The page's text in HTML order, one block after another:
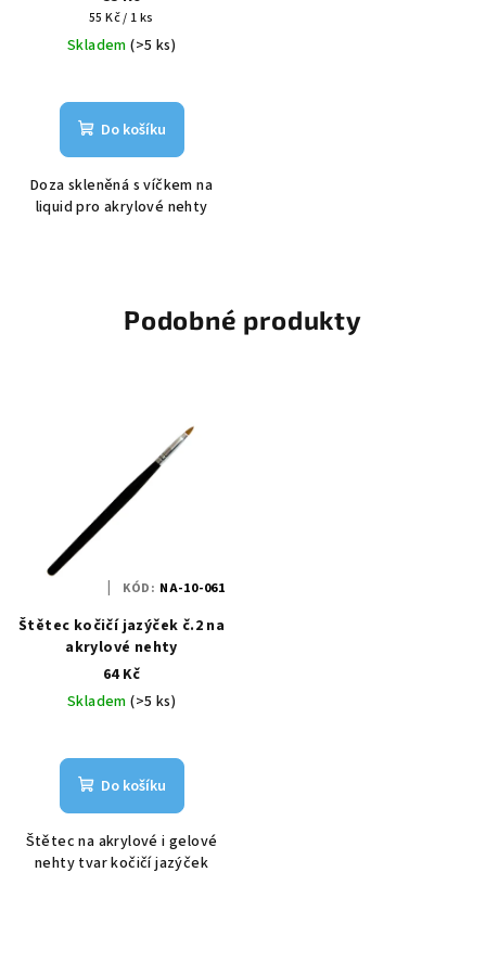
Měrná
cena:
55 Kč / 1 ks
Skladem(>5 ks)
Do košíku
Doza skleněná s víčkem na
liquid pro akrylové nehty
Podobné produkty
Štětec kočičí jazýček č.2 na
akrylové nehty
64 Kč
Skladem(>5 ks)
Do košíku
Štětec na akrylové i gelové
nehty tvar kočičí jazýček
KÓD: NA-10-061